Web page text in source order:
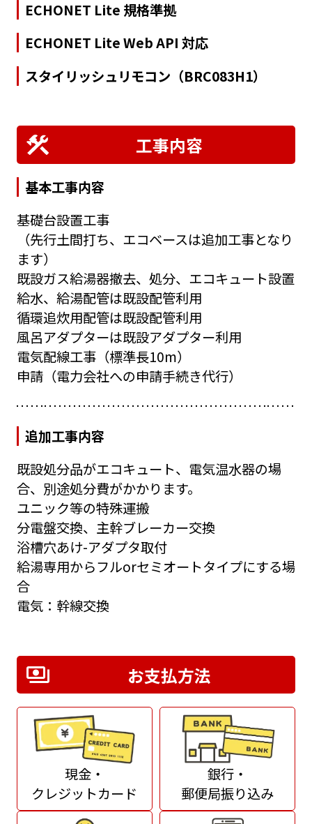
ECHONET Lite 規格準拠
ECHONET Lite Web API 対応
スタイリッシュリモコン（BRC083H1）
工事内容
基本工事内容
基礎台設置工事
（先行土間打ち、エコベースは追加工事となり
ます）
既設ガス給湯器撤去、処分、エコキュート設置
給水、給湯配管は既設配管利用
循環追炊用配管は既設配管利用
風呂アダプターは既設アダプター利用
電気配線工事（標準長10m）
申請（電力会社への申請手続き代行）
追加工事内容
既設処分品がエコキュート、電気温水器の場
合、別途処分費がかかります。
ユニック等の特殊運搬
分電盤交換、主幹ブレーカー交換
浴槽穴あけ-アダプタ取付
給湯専用からフルorセミオートタイプにする場
合
電気：幹線交換
お支払方法
現金・
クレジットカード
銀行・
郵便局振り込み